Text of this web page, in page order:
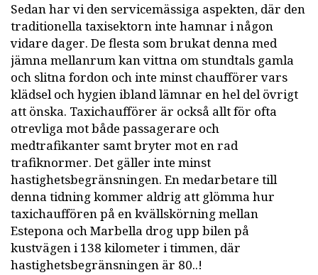
Sedan har vi den servicemässiga aspekten, där den
traditionella taxisektorn inte hamnar i någon
vidare dager. De flesta som brukat denna med
jämna mellanrum kan vittna om stundtals gamla
och slitna fordon och inte minst chaufförer vars
klädsel och hygien ibland lämnar en hel del övrigt
att önska. Taxichaufförer är också allt för ofta
otrevliga mot både passagerare och
medtrafikanter samt bryter mot en rad
trafiknormer. Det gäller inte minst
hastighetsbegränsningen. En medarbetare till
denna tidning kommer aldrig att glömma hur
taxichauffören på en kvällskörning mellan
Estepona och Marbella drog upp bilen på
kustvägen i 138 kilometer i timmen, där
hastighetsbegränsningen är 80..!